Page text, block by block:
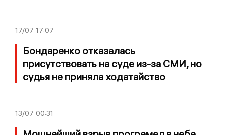
17/07 17:07
Бондаренко отказалась
присутствовать на суде из-за СМИ, но
судья не приняла ходатайство
13/07 00:31